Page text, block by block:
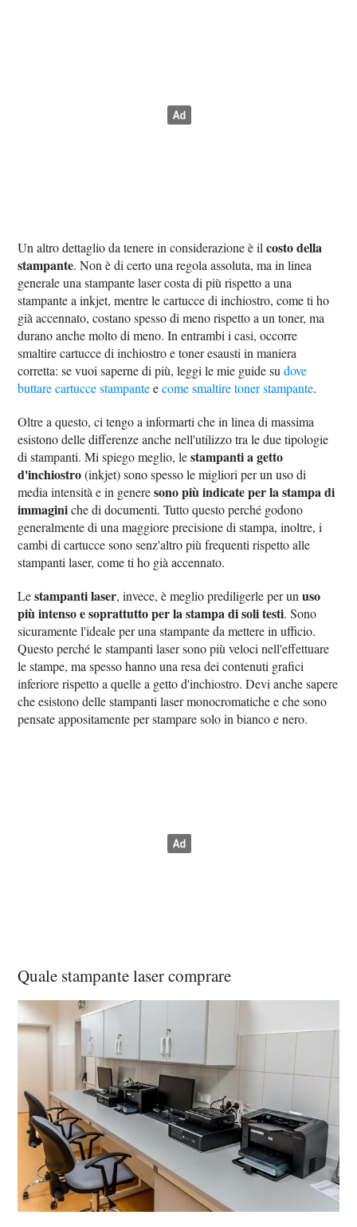
Un altro dettaglio da tenere in considerazione è ilcosto della
stampante. Non è di certo una regola assoluta, ma in linea
generale una stampante laser costa di più rispetto a una
stampante a inkjet, mentre le cartucce di inchiostro, come ti ho
già accennato, costano spesso di meno rispetto a un toner, ma
durano anche molto di meno. In entrambi i casi, occorre
smaltire cartucce di inchiostro e toner esausti in maniera
corretta: se vuoi saperne di più, leggi le mie guide sudove
buttare cartucce stampanteecome smaltire toner stampante.
Oltre a questo, ci tengo a informarti che in linea di massima
esistono delle differenze anche nell'utilizzo tra le due tipologie
di stampanti. Mi spiego meglio, lestampanti a getto
d'inchiostro(inkjet) sono spesso le migliori per un uso di
media intensità e in generesono più indicate per la stampa di
immaginiche di documenti. Tutto questo perché godono
generalmente di una maggiore precisione di stampa, inoltre, i
cambi di cartucce sono senz'altro più frequenti rispetto alle
stampanti laser, come ti ho già accennato.
Lestampanti laser, invece, è meglio prediligerle per unuso
più intenso e soprattutto per la stampa di soli testi. Sono
sicuramente l'ideale per una stampante da mettere in ufficio.
Questo perché le stampanti laser sono più veloci nell'effettuare
le stampe, ma spesso hanno una resa dei contenuti grafici
inferiore rispetto a quelle a getto d'inchiostro. Devi anche sapere
che esistono delle stampanti laser monocromatiche e che sono
pensate appositamente per stampare solo in bianco e nero.
Quale stampante laser comprare